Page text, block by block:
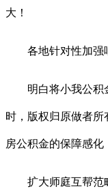
大！
各地针对性加强响
明白将小我公积金
时，版权归原做者
房公积金的保障感化
扩大师庭互帮范畴